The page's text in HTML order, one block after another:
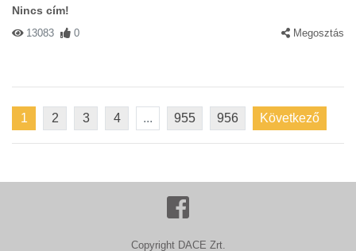
Nincs cím!
13083 0 Megosztás
1 2 3 4 ... 955 956 Következő
Copyright DACE Zrt.